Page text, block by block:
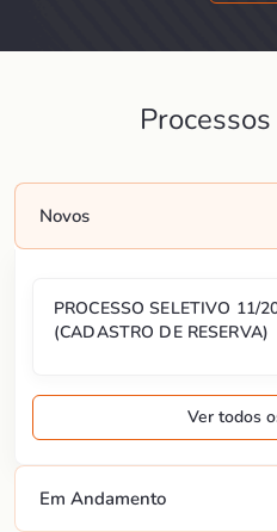
Novos
PROCESSO SELETIVO 11/
(CADASTRO DE RESERVA)
Ver todos
Em Andamento